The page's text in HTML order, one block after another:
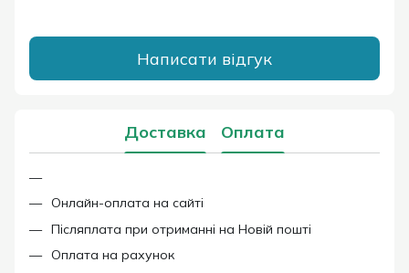
Написати відгук
Доставка Оплата
Онлайн-оплата на сайті
Післяплата при отриманні на Новій пошті
Оплата на рахунок